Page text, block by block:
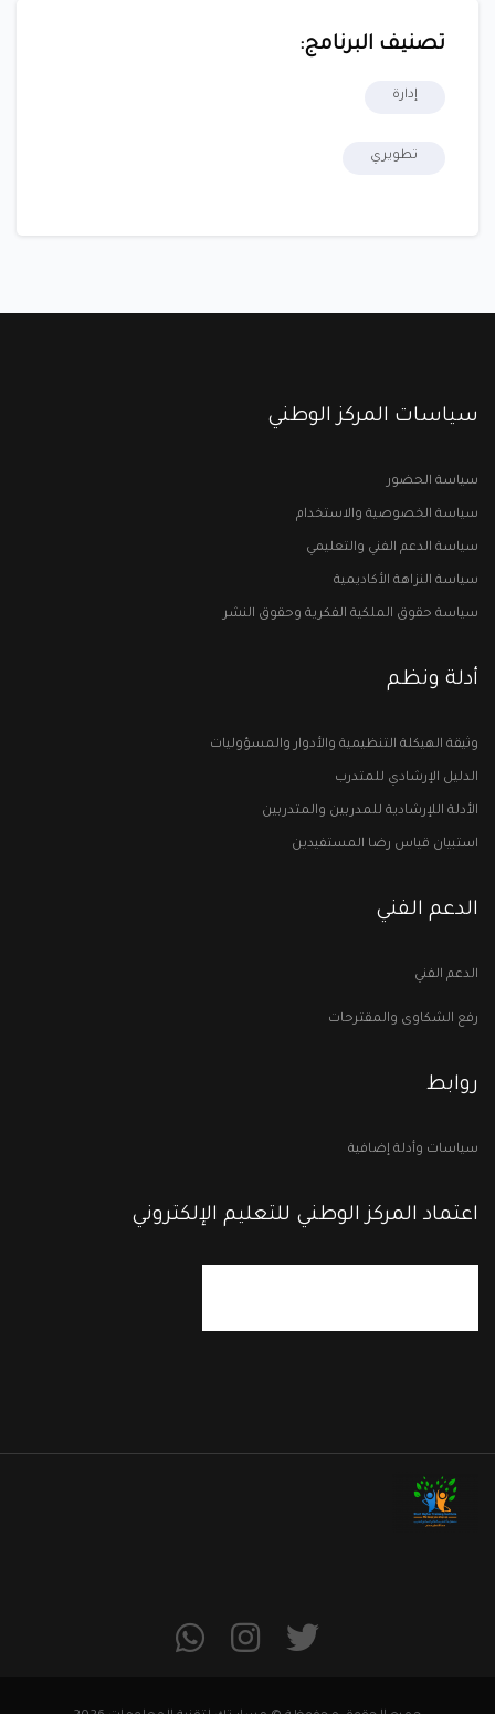
تصنيف البرنامج:
إدارة
تطويري
سياسات المركز الوطني
سياسة الحضور
سياسة الخصوصية والاستخدام
سياسة الدعم الفني والتعليمي
سياسة النزاهة الأكاديمية
سياسة حقوق الملكية الفكرية وحقوق النشر
أدلة ونظم
وثيقة الهيكلة التنظيمية والأدوار والمسؤوليات
الدليل الإرشادي للمتدرب
الأدلة اللإرشادية للمدربين والمتدربين
استبيان قياس رضا المستفيدين
الدعم الفني
الدعم الفني
رفع الشكاوى والمقترحات
روابط
سياسات وأدلة إضافية
اعتماد المركز الوطني للتعليم الإلكتروني